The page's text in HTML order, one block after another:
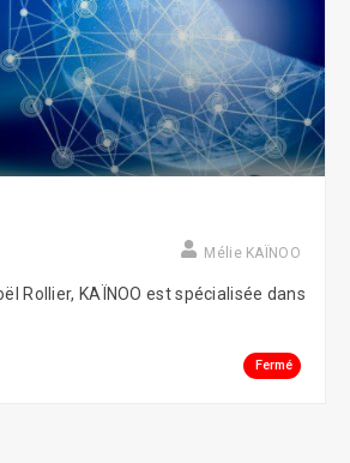
Mélie KAÏNOO
Rollier, KAÏNOO est spécialisée dans
Fermé